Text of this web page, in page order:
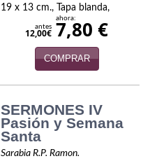
19 x 13 cm., Tapa blanda,
antes
12,00€
ahora:
7,80 €
COMPRAR
SERMONES IV
Pasión y Semana
Santa
Sarabia R.P. Ramon.